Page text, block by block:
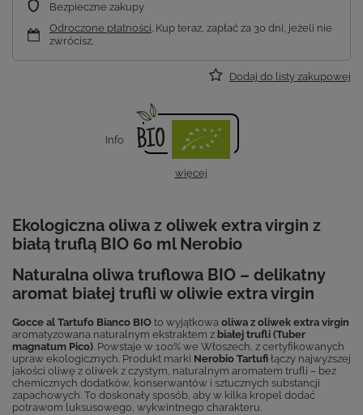
Bezpieczne zakupy
Odroczone płatności. Kup teraz, zapłać za 30 dni, jeżeli nie
zwrócisz.
Dodaj do listy zakupowej
Info
więcej
Ekologiczna oliwa z oliwek extra virgin z
białą truflą BIO 60 ml Nerobio
Naturalna oliwa truflowa BIO – delikatny
aromat białej trufli w oliwie extra virgin
Gocce al Tartufo Bianco BIO to wyjątkowa oliwa z oliwek extra virgin
aromatyzowana naturalnym ekstraktem z białej trufli (Tuber
magnatum Pico). Powstaje w 100% we Włoszech, z certyfikowanych
upraw ekologicznych. Produkt marki Nerobio Tartufi łączy najwyższej
jakości oliwę z oliwek z czystym, naturalnym aromatem trufli – bez
chemicznych dodatków, konserwantów i sztucznych substancji
zapachowych. To doskonały sposób, aby w kilka kropel dodać
potrawom luksusowego, wykwintnego charakteru.